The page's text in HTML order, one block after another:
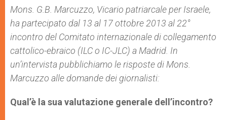
p
p
g
e
r
o
k
r
Mons. G.B. Marcuzzo, Vicario patriarcale per Israele,
ha partecipato dal 13 al 17 ottobre 2013 al 22°
incontro del Comitato internazionale di collegamento
cattolico-ebraico (ILC o IC-JLC) a Madrid. In
un’intervista pubblichiamo le risposte di Mons.
Marcuzzo alle domande dei giornalisti:
Qual’è la sua valutazione generale dell’incontro?